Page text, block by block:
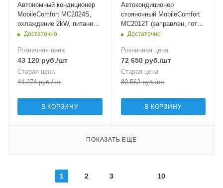
Автономный кондиционер
MobileComfort MC2024S,
охлаждение 2kW, питание
24VДостаточно
Розничная цена
43 120 руб./шт
Старая цена
44 274руб./шт
В КОРЗИНУ
Автокондиционер
стояночный MobileComfort
MC2012T (заправлен, готов
к установке)
Достаточно
Розничная цена
72 650руб./шт
Старая цена
80 562руб./шт
В КОРЗИНУ
ПОКАЗАТЬ ЕЩЕ
1 2 3 10